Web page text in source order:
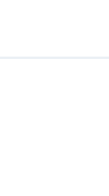
日のお買いも
り、売上の一部が